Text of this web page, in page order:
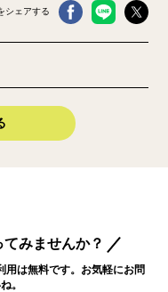
シェアする
みませんか？
用は無料です。お気軽にお問
。